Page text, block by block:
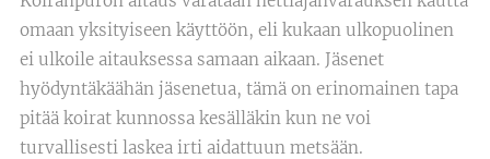
omaan yksityiseen käyttöön, eli kukaan ulkopuolinen
ei ulkoile aitauksessa samaan aikaan. Jäsenet
hyödyntäkäähän jäsenetua, tämä on erinomainen tapa
pitää koirat kunnossa kesälläkin kun ne voi
turvallisesti laskea irti aidattuun metsään.